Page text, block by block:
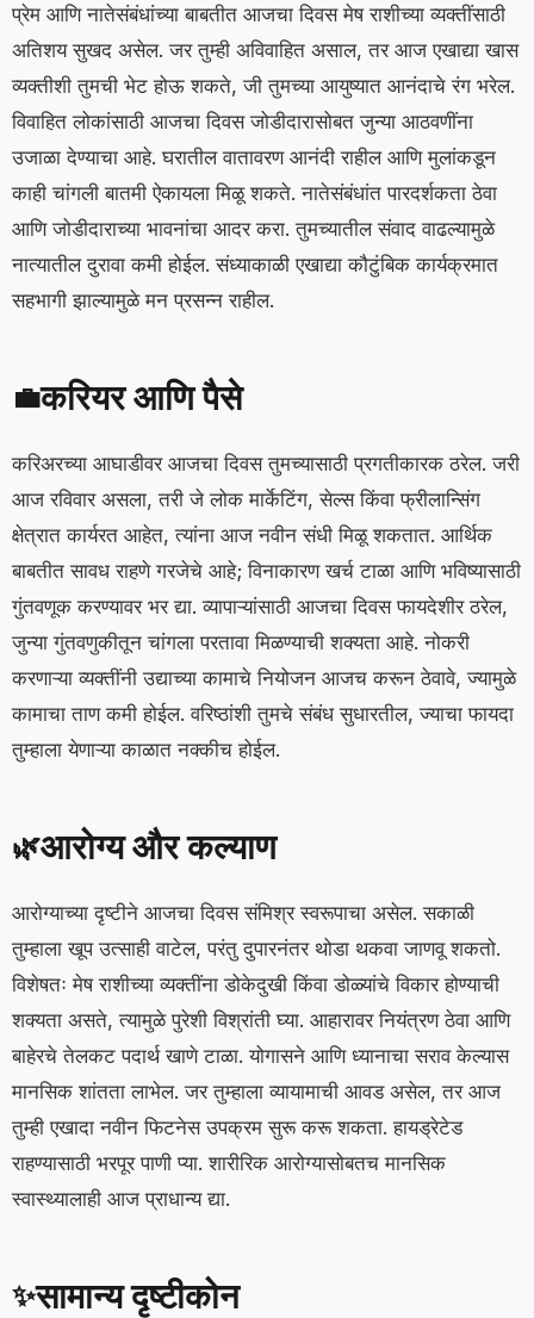
प्रेम आणि नातेसंबंधांच्या बाबतीत आजचा दिवस मेष राशीच्या व्यक्तींसाठी
अतिशय सुखद असेल. जर तुम्ही अविवाहित असाल, तर आज एखाद्या खास
व्यक्तीशी तुमची भेट होऊ शकते, जी तुमच्या आयुष्यात आनंदाचे रंग भरेल.
विवाहित लोकांसाठी आजचा दिवस जोडीदारासोबत जुन्या आठवणींना
उजाळा देण्याचा आहे. घरातील वातावरण आनंदी राहील आणि मुलांकडून
काही चांगली बातमी ऐकायला मिळू शकते. नातेसंबंधांत पारदर्शकता ठेवा
आणि जोडीदाराच्या भावनांचा आदर करा. तुमच्यातील संवाद वाढल्यामुळे
नात्यातील दुरावा कमी होईल. संध्याकाळी एखाद्या कौटुंबिक कार्यक्रमात
सहभागी झाल्यामुळे मन प्रसन्न राहील.
💼करियर आणि पैसे
करिअरच्या आघाडीवर आजचा दिवस तुमच्यासाठी प्रगतीकारक ठरेल. जरी
आज रविवार असला, तरी जे लोक मार्केटिंग, सेल्स किंवा फ्रीलान्सिंग
क्षेत्रात कार्यरत आहेत, त्यांना आज नवीन संधी मिळू शकतात. आर्थिक
बाबतीत सावध राहणे गरजेचे आहे; विनाकारण खर्च टाळा आणि भविष्यासाठी
गुंतवणूक करण्यावर भर द्या. व्यापाऱ्यांसाठी आजचा दिवस फायदेशीर ठरेल,
जुन्या गुंतवणुकीतून चांगला परतावा मिळण्याची शक्यता आहे. नोकरी
करणाऱ्या व्यक्तींनी उद्याच्या कामाचे नियोजन आजच करून ठेवावे, ज्यामुळे
कामाचा ताण कमी होईल. वरिष्ठांशी तुमचे संबंध सुधारतील, ज्याचा फायदा
तुम्हाला येणाऱ्या काळात नक्कीच होईल.
🌿आरोग्य और कल्याण
आरोग्याच्या दृष्टीने आजचा दिवस संमिश्र स्वरूपाचा असेल. सकाळी
तुम्हाला खूप उत्साही वाटेल, परंतु दुपारनंतर थोडा थकवा जाणवू शकतो.
विशेषतः मेष राशीच्या व्यक्तींना डोकेदुखी किंवा डोळ्यांचे विकार होण्याची
शक्यता असते, त्यामुळे पुरेशी विश्रांती घ्या. आहारावर नियंत्रण ठेवा आणि
बाहेरचे तेलकट पदार्थ खाणे टाळा. योगासने आणि ध्यानाचा सराव केल्यास
मानसिक शांतता लाभेल. जर तुम्हाला व्यायामाची आवड असेल, तर आज
तुम्ही एखादा नवीन फिटनेस उपक्रम सुरू करू शकता. हायड्रेटेड
राहण्यासाठी भरपूर पाणी प्या. शारीरिक आरोग्यासोबतच मानसिक
स्वास्थ्यालाही आज प्राधान्य द्या.
✨सामान्य दृष्टीकोन